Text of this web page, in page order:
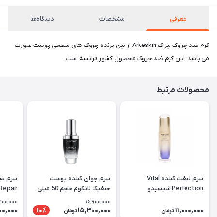
معرفی مشخصات دیدگاه‌ها
کرم ضد چروک لیراک Arkeskin از بین برنده چروک های سطحی پوست صورت
می باشد. این کرم ضد چروک محصول کشور فرانسه است.
محصولات مرتبط
سرم لیفت کننده Vital
Perfection شیسیدو
11,000,000 تومان
سرم جوان کننده پوست
جنفیک لانکوم حجم 50 میلی
16,900,000
15,300,000 تومان 10٪
سرم